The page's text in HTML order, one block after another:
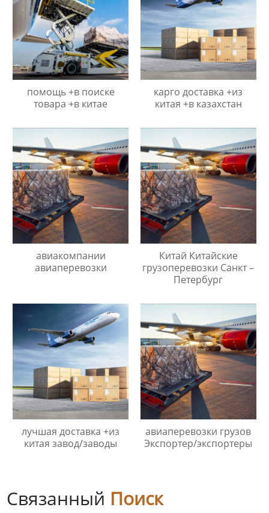
помощь +в поиске
товара +в китае
карго доставка +из
китая +в казахстан
авиакомпании
авиаперевозки
Китай Китайские
грузоперевозки Санкт –
Петербург
лучшая доставка +из
китая завод/заводы
авиаперевозки грузов
Экспортер/экспортеры
Связанный Поиск